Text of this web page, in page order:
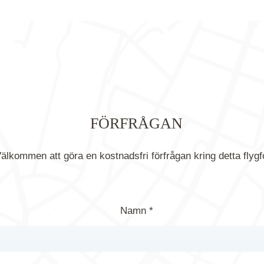
FÖRFRÅGAN
att göra en kostnadsfri förfrågan kring detta
Namn *